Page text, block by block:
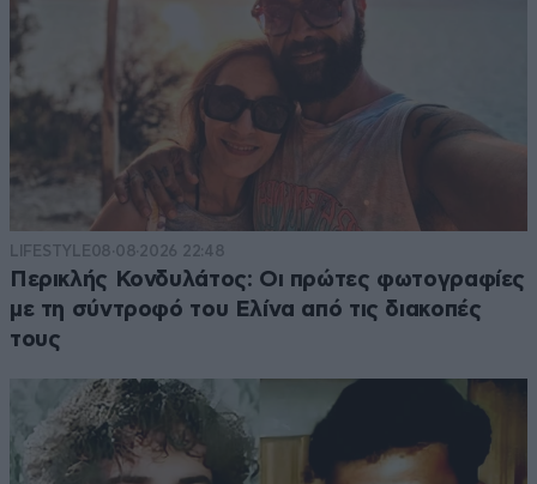
LIFESTYLE08·08·2026 22:48
Περικλής Κονδυλάτος: Οι πρώτες φωτογραφίες
με τη σύντροφό του Ελίνα από τις διακοπές
τους